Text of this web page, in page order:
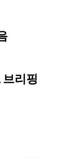
브리핑